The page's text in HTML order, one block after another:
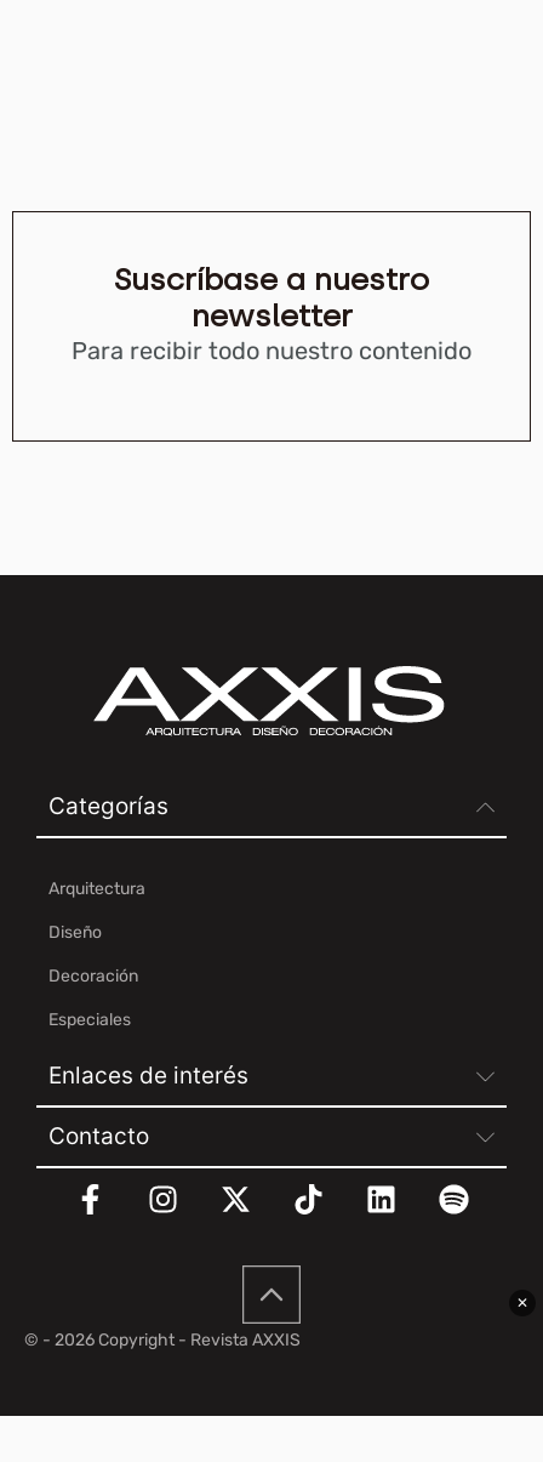
Suscríbase a nuestro
newsletter
Para recibir todo nuestro contenido
✕
Categorías
Arquitectura
Diseño
Decoración
Especiales
Enlaces de interés
Contacto
© - 2026 Copyright - Revista AXXIS